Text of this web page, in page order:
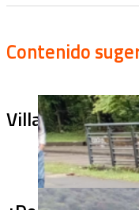
Contenido
Villa Julia no